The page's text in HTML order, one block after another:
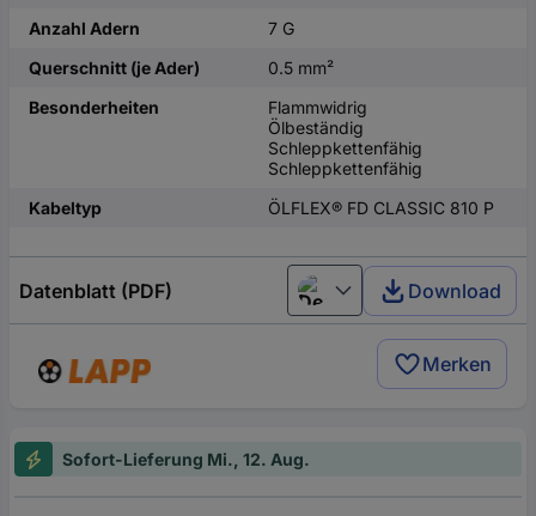
Anzahl Adern
7 G
Querschnitt (je Ader)
0.5 mm²
Besonderheiten
Flammwidrig
Ölbeständig
Schleppkettenfähig
Schleppkettenfähig
Kabeltyp
ÖLFLEX® FD CLASSIC 810 P
Datenblatt (PDF) Deutsch (Deutschland)
Download
Merken
Sofort-Lieferung Mi., 12. Aug.